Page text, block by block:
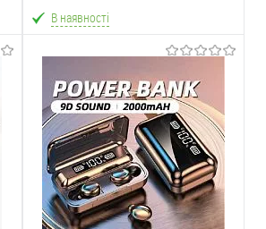
вбудований акумулятор 3,
В наявності
В кошик
В обране Порівняння
Склад зберігання
Одеса №4
Доставка/Оплата